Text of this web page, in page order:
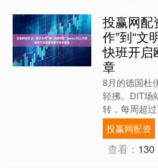
投赢网配
作”到“文
快班开启
章
8月的德国杜
轻拂。DIT场
转，每周超
组，不同颜色
站装点得五
投赢网配资
查看： 130